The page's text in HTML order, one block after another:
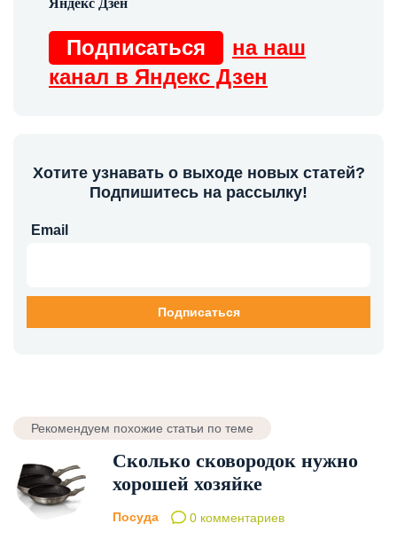
Подписаться
на наш
канал в Яндекс Дзен
Хотите узнавать о выходе новых статей?
Подпишитесь на рассылку!
Email
Рекомендуем похожие статьи по теме
Сколько сковородок нужно
хорошей хозяйке
Посуда 0 комментариев